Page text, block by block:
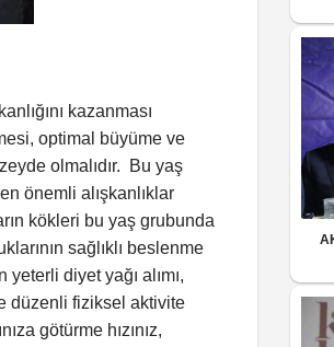
kazanması
optimal büyüme ve
olmalıdır. Bu yaş
önemli alışkanlıklar
kökleri bu yaş grubunda
sağlıklı beslenme
diyet yağı alımı,
düzenli fiziksel aktivite
götürme hızınız,